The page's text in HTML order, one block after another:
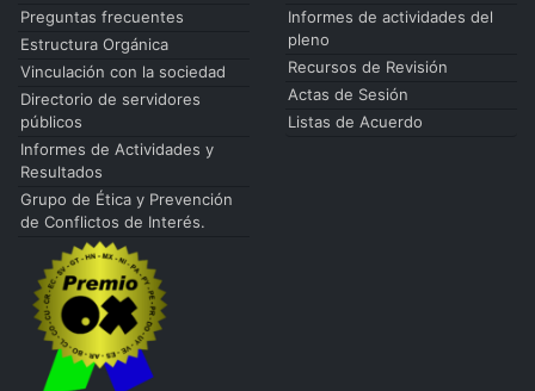
Preguntas frecuentes
Estructura Orgánica
Vinculación con la sociedad
Directorio de servidores
públicos
Informes de Actividades y
Resultados
Grupo de Ética y Prevención
de Conflictos de Interés.
Informes de actividades del
pleno
Recursos de Revisión
Actas de Sesión
Listas de Acuerdo